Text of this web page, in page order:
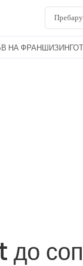
НА ФРАНШИЗИНГОТ